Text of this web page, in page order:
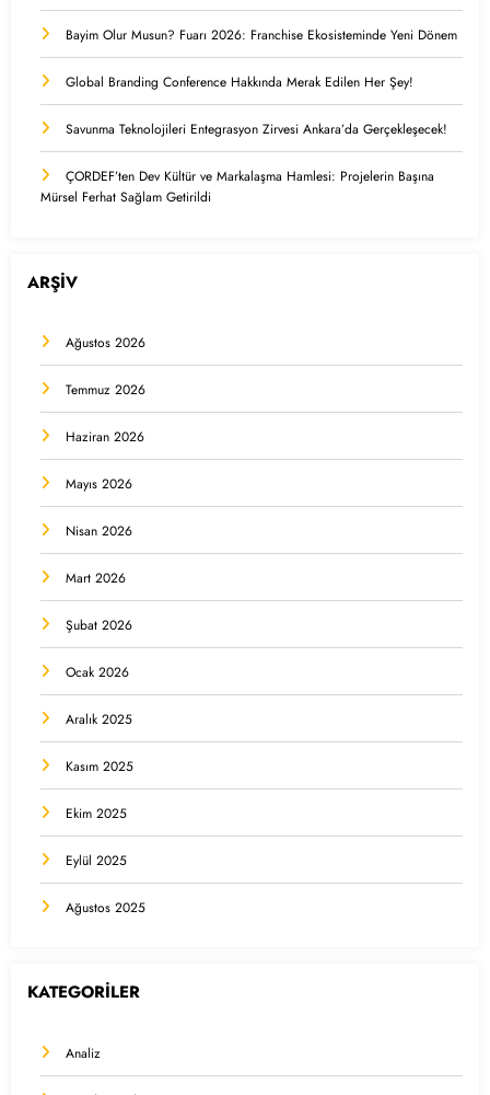
Bayim Olur Musun? Fuarı 2026: Franchise Ekosisteminde Yeni Dönem
Global Branding Conference Hakkında Merak Edilen Her Şey!
Savunma Teknolojileri Entegrasyon Zirvesi Ankara’da Gerçekleşecek!
ÇORDEF’ten Dev Kültür ve Markalaşma Hamlesi: Projelerin Başına
Mürsel Ferhat Sağlam Getirildi
ARŞİV
Ağustos 2026
Temmuz 2026
Haziran 2026
Mayıs 2026
Nisan 2026
Mart 2026
Şubat 2026
Ocak 2026
Aralık 2025
Kasım 2025
Ekim 2025
Eylül 2025
Ağustos 2025
KATEGORİLER
Analiz